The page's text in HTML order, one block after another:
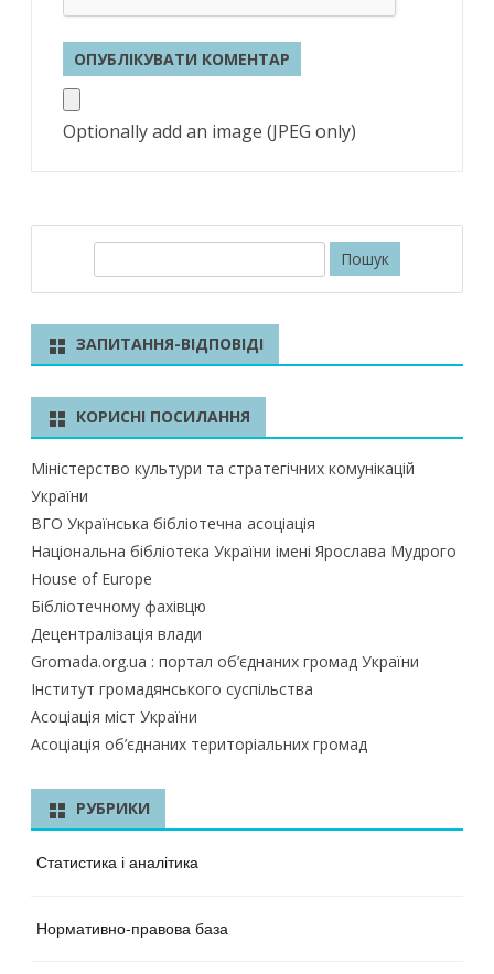
Optionally add an image (JPEG only)
к
ЗАПИТАННЯ-ВІДПОВІДІ
КОРИСНІ ПОСИЛАННЯ
Міністерство культури та стратегічних комунікацій
України
ВГО Українська бібліотечна асоціація
Національна бібліотека України імені Ярослава Мудрого
House of Europe
Бібліотечному фахівцю
Децентралізація влади
Gromada.org.ua : портал об’єднаних громад України
Інститут громадянського суспільства
Асоціація міст України
Асоціація об’єднаних територіальних громад
РУБРИКИ
Статистика і аналітика
Нормативно-правова база